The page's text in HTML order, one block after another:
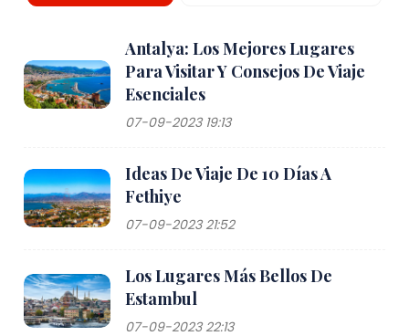
Antalya: Los Mejores Lugares
Para Visitar Y Consejos De Viaje
Esenciales
07-09-2023 19:13
Ideas De Viaje De 10 Días A
Fethiye
07-09-2023 21:52
Los Lugares Más Bellos De
Estambul
07-09-2023 22:13